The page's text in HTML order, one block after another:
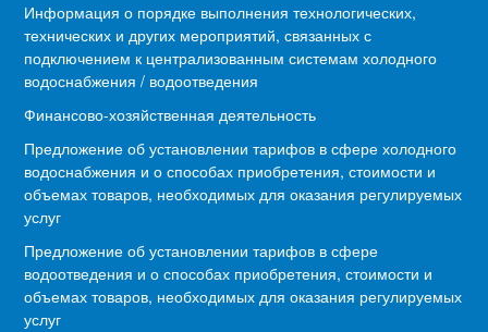
Информация о порядке выполнения технологических,
технических и других мероприятий, связанных с
подключением к централизованным системам холодного
водоснабжения / водоотведения
Финансово-хозяйственная деятельность
Предложение об установлении тарифов в сфере холодного
водоснабжения и о способах приобретения, стоимости и
объемах товаров, необходимых для оказания регулируемых
услуг
Предложение об установлении тарифов в сфере
водоотведения и о способах приобретения, стоимости и
объемах товаров, необходимых для оказания регулируемых
услуг